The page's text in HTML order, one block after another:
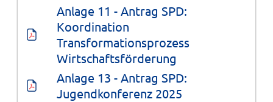
Anlage 11 - Antrag SPD:
Koordination
Transformationsprozess
Wirtschaftsförderung
Anlage 13 - Antrag SPD:
Jugendkonferenz 2025